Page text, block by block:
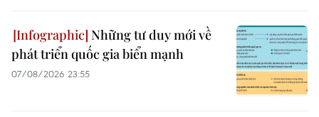
Những tư duy mới về
phát triển quốc gia biển mạnh
07/08/2026 23:55